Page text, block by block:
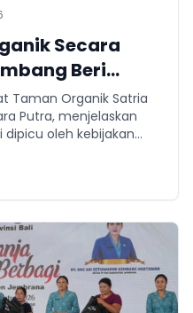
Secara
Beri
Sri
Taman Organik Satria
Putra, menjelaskan
oleh kebijakan